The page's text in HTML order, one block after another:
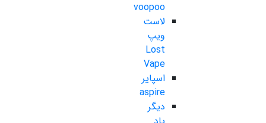
voopoo
لاست
ویپ
Lost
Vape
اسپایر
aspire
دیگر